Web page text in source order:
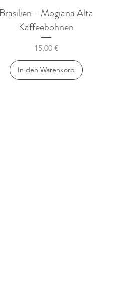
Schnellansicht
Brasilien - Mogiana Alta
Kaffeebohnen
Preis
15,00 €
In den Warenkorb